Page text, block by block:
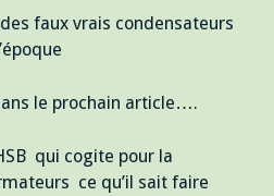
faux vrais condensateurs
le prochain article….
qui cogite pour la
ce qu’il sait faire